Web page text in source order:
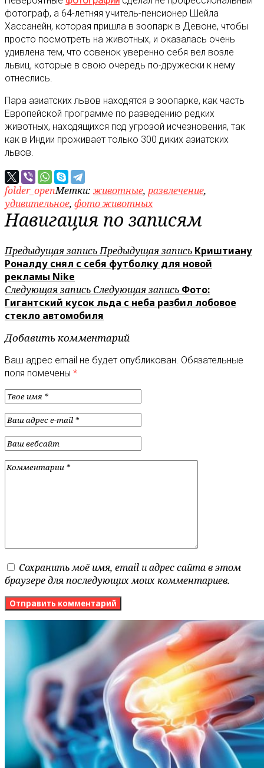
фотограф, а 64-летняя учитель-пенсионер Шейла
Хассанейн, которая пришла в зоопарк в Девоне, чтобы
просто посмотреть на животных, и оказалась очень
удивлена тем, что совенок уверенно себя вел возле
львиц, которые в свою очередь по-дружески к нему
отнеслись.
Пара азиатских львов находятся в зоопарке, как часть
Европейской программе по разведению редких
животных, находящихся под угрозой исчезновения, так
как в Индии проживает только 300 диких азиатских
львов.
folder_openМетки:животные, развлечение,
удивительное, фото животных
Навигация по записям
Предыдущая записьПредыдущая запись Криштиану
Роналду снял с себя футболку для новой
рекламы Nike
Следующая запись Следующая запись Фото:
Гигантский кусок льда с неба разбил лобовое
стекло автомобиля
Добавить комментарий
Ваш адрес email не будет опубликован. Обязательные
поля помечены *
Сохранить моё имя, email и адрес сайта в этом
браузере для последующих моих комментариев.